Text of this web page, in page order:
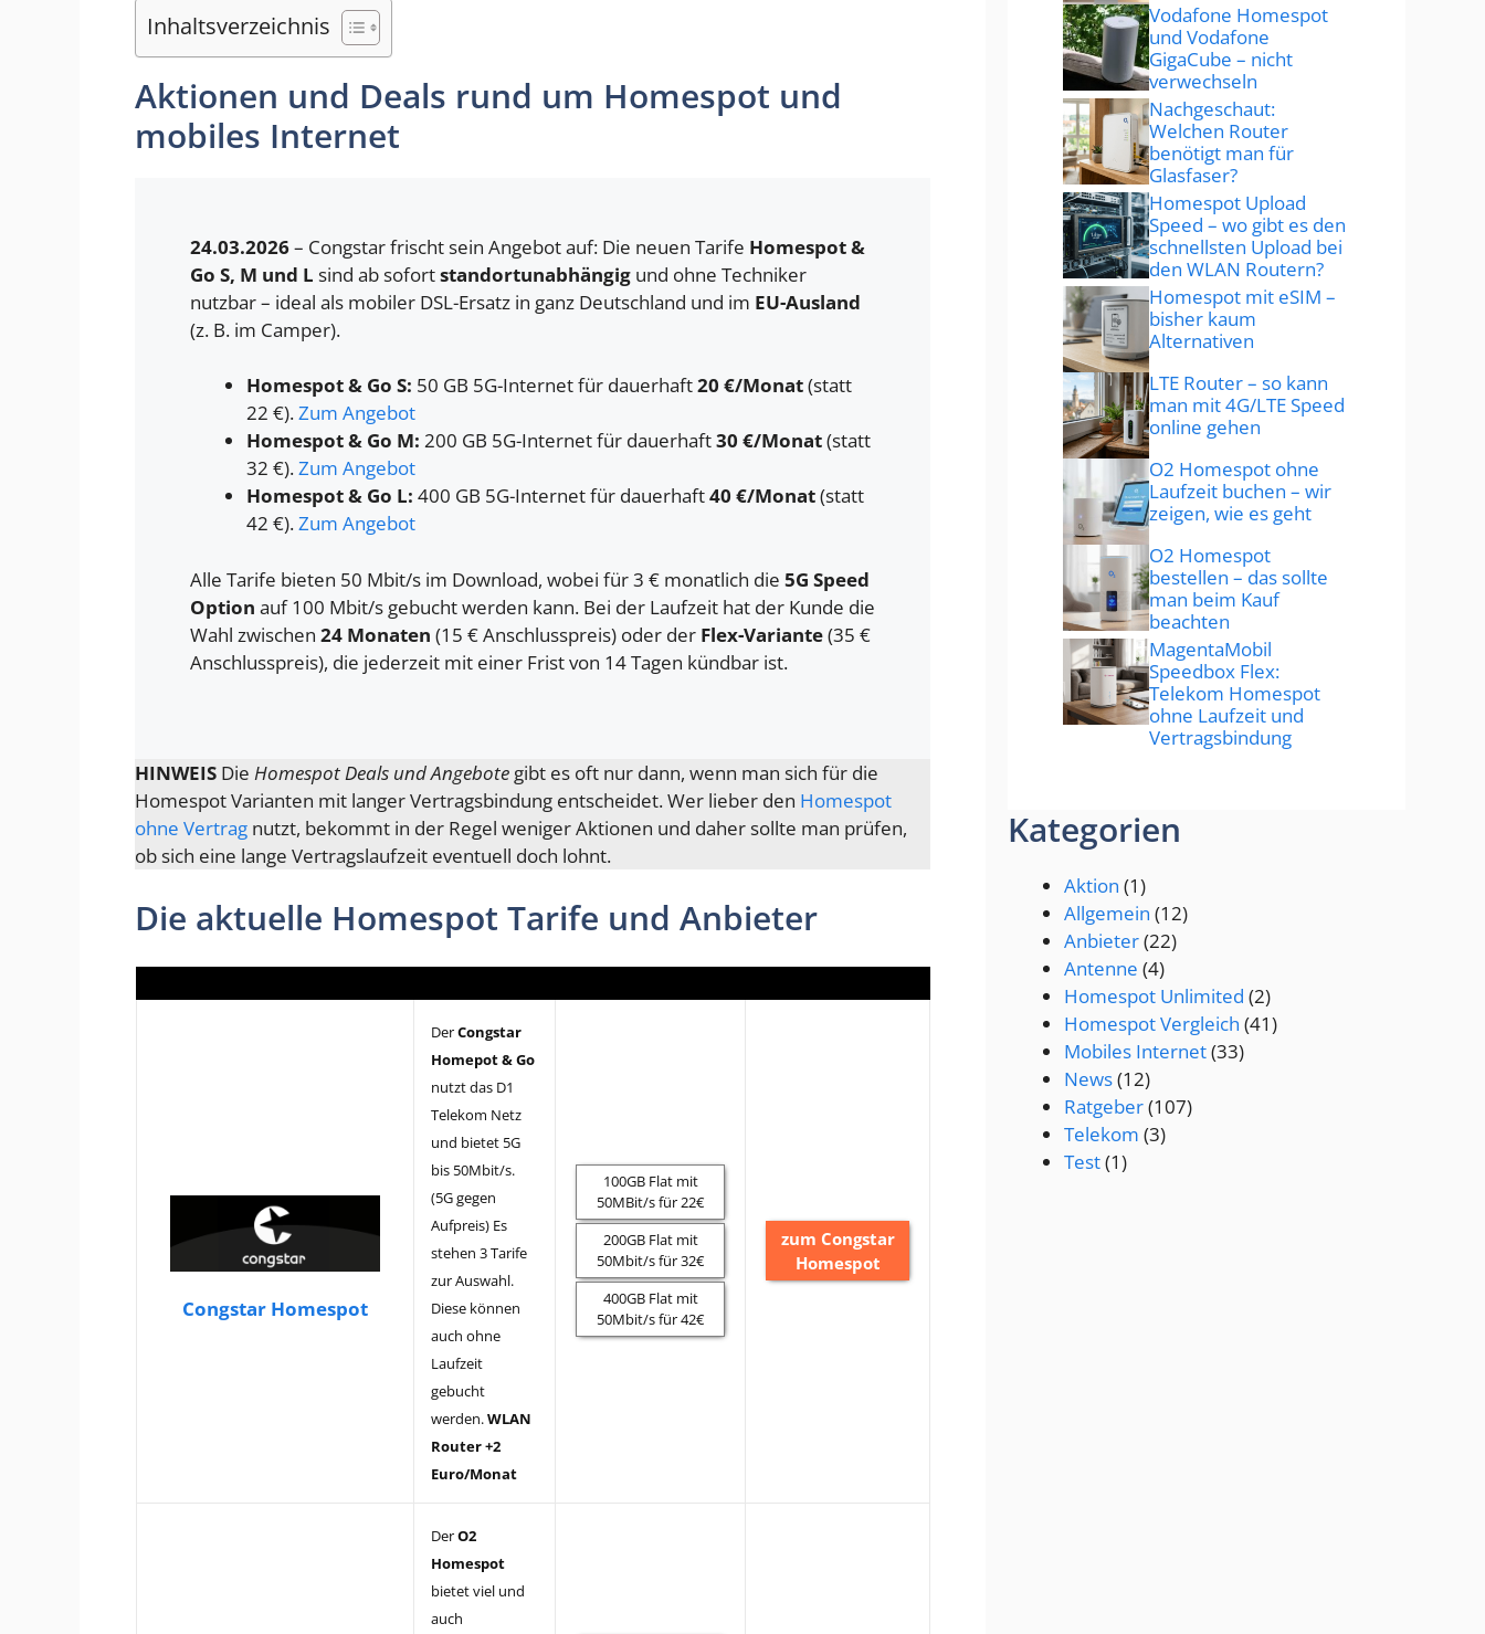
Inhaltsverzeichnis
Aktionen und Deals rund um Homespot und
mobiles Internet
24.03.2026– Congstar frischt sein Angebot auf: Die neuen Tarife Homespot &
Go S, M und L sind ab sofortstandortunabhängig und ohne Techniker
nutzbar – ideal als mobiler DSL-Ersatz in ganz Deutschland und im EU-Ausland
(z. B. im Camper).
Homespot & Go S: 50 GB 5G-Internet für dauerhaft20 €/Monat(statt
22 €).Zum Angebot
Homespot & Go M: 200 GB 5G-Internet für dauerhaft30 €/Monat(statt
32 €).Zum Angebot
Homespot & Go L: 400 GB 5G-Internet für dauerhaft40 €/Monat(statt
42 €).Zum Angebot
Alle Tarife bieten 50 Mbit/s im Download, wobei für 3 € monatlich die 5G Speed
Option auf 100 Mbit/s gebucht werden kann. Bei der Laufzeit hat der Kunde die
Wahl zwischen 24 Monaten (15 € Anschlusspreis) oder der Flex-Variante(35 €
Anschlusspreis), die jederzeit mit einer Frist von 14 Tagen kündbar ist.
HINWEIS Die Homespot Deals und Angebote gibt es oft nur dann, wenn man sich für die
Homespot Varianten mit langer Vertragsbindung entscheidet. Wer lieber den Homespot
ohne Vertrag nutzt, bekommt in der Regel weniger Aktionen und daher sollte man prüfen,
ob sich eine lange Vertragslaufzeit eventuell doch lohnt.
Die aktuelle Homespot Tarife und Anbieter
Congstar Homespot
DerCongstar
Homepot & Go
nutzt das D1
Telekom Netz
und bietet 5G
bis 50Mbit/s.
(5G gegen
Aufpreis) Es
stehen 3 Tarife
zur Auswahl.
Diese können
auch ohne
Laufzeit
gebucht
werden.WLAN
Router +2
Euro/Monat
100GB Flat mit
50MBit/s für 22€
200GB Flat mit
50Mbit/s für 32€
400GB Flat mit
50Mbit/s für 42€
zum Congstar
Homespot
DerO2
Homespot
bietet viel und
auch
Vodafone Homespot
und Vodafone
GigaCube – nicht
verwechseln
Nachgeschaut:
Welchen Router
benötigt man für
Glasfaser?
Homespot Upload
Speed – wo gibt es den
schnellsten Upload bei
den WLAN Routern?
Homespot mit eSIM –
bisher kaum
Alternativen
LTE Router – so kann
man mit 4G/LTE Speed
online gehen
O2 Homespot ohne
Laufzeit buchen – wir
zeigen, wie es geht
O2 Homespot
bestellen – das sollte
man beim Kauf
beachten
MagentaMobil
Speedbox Flex:
Telekom Homespot
ohne Laufzeit und
Vertragsbindung
Kategorien
Aktion (1)
Allgemein (12)
Anbieter(22)
Antenne (4)
Homespot Unlimited (2)
Homespot Vergleich (41)
Mobiles Internet(33)
News(12)
Ratgeber(107)
Telekom (3)
Test(1)